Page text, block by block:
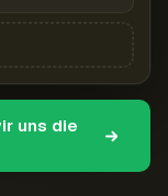
uns die